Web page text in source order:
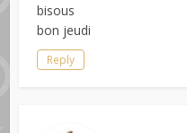
bisous
bon jeudi
Reply